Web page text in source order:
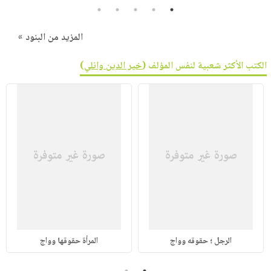
1
2
3
4
5
المزيد من البنود »
الكتب الأكثر شعبية لنفس المؤلف (خير الدين وانلي)
الرجل ؛ حقوقه وواج المرأة حقوقها وواج